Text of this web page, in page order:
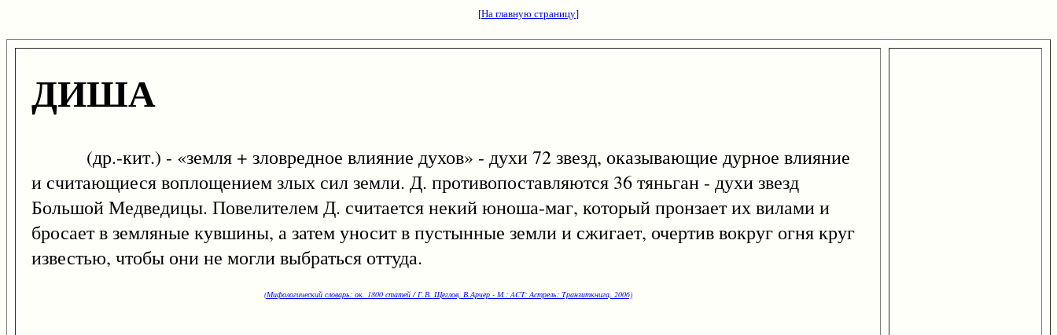
[На главную страницу]
ДИША
(др.-кит.) - «земля + зловредное влияние духов» - духи 72 звезд, оказывающие дурное влияние
и считающиеся воплощением злых сил земли. Д. противопоставляются 36 тяньган - духи звезд
Большой Медведицы. Повелителем Д. считается некий юноша-маг, который пронзает их вилами и
бросает в земляные кувшины, а затем уносит в пустынные земли и сжигает, очертив вокруг огня круг
известью, чтобы они не могли выбраться оттуда.
(Мифологический словарь: ок. 1800 статей / Г.В. Щеглов, В.Арчер - М.: ACT: Астрель: Транзиткнига, 2006)